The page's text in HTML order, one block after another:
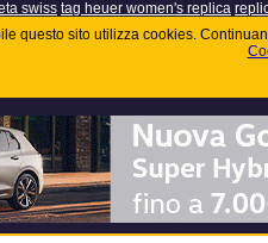
swiss tag heuer women's replica
questo sito utilizza cookies.